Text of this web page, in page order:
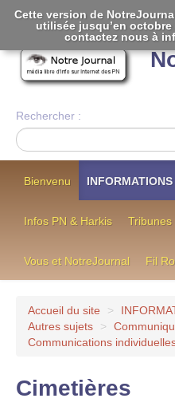
Rechercher :
Bienvenu
Infos PN & Harkis Tribunes
Vous et NotreJournal Fil
Accueil du site >
Autres sujets
>
Communications
Cimetières
Cette version de
utilisée jusqu’en
contactez nous à